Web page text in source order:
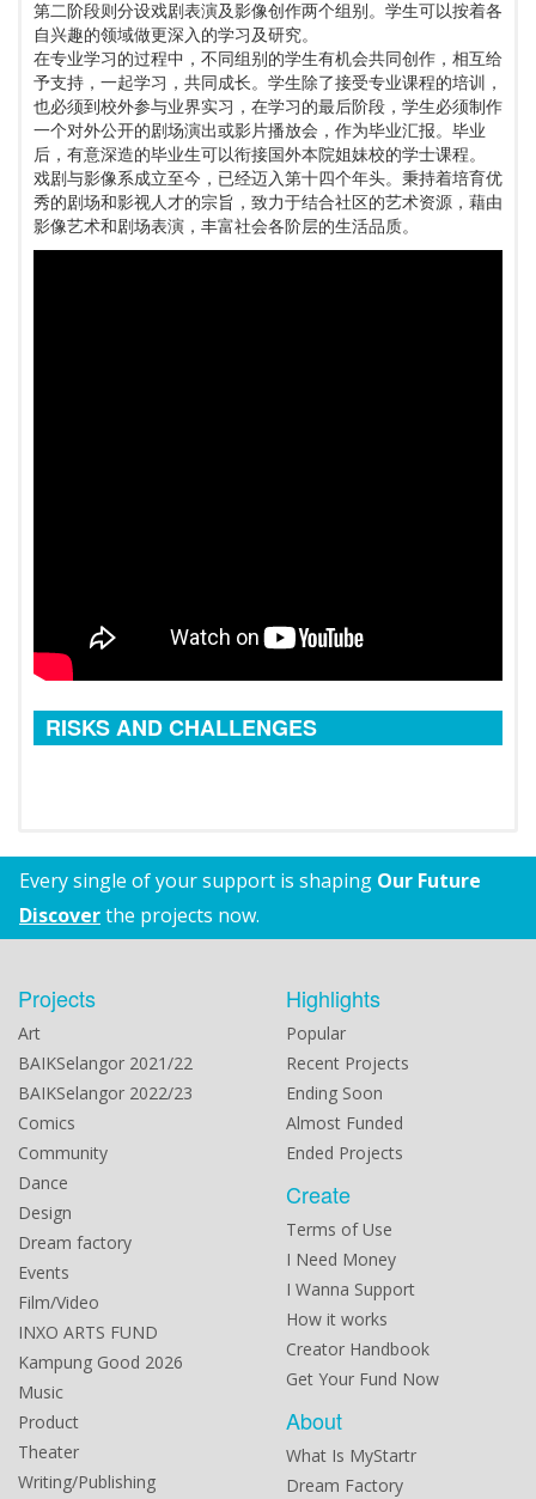
第二阶段则分设戏剧表演及影像创作两个组别。学生可以按着各
自兴趣的领域做更深入的学习及研究。
在专业学习的过程中，不同组别的学生有机会共同创作，相互给
予支持，一起学习，共同成长。学生除了接受专业课程的培训，
也必须到校外参与业界实习，在学习的最后阶段，学生必须制作
一个对外公开的剧场演出或影片播放会，作为毕业汇报。毕业
后，有意深造的毕业生可以衔接国外本院姐妹校的学士课程。
戏剧与影像系成立至今，已经迈入第十四个年头。秉持着培育优
秀的剧场和影视人才的宗旨，致力于结合社区的艺术资源，藉由
影像艺术和剧场表演，丰富社会各阶层的生活品质。
RISKS AND CHALLENGES
Every single of your support is shaping Our Future
Discoverthe projects now.
Projects
Art
BAIKSelangor 2021/22
BAIKSelangor 2022/23
Comics
Community
Dance
Design
Dream factory
Events
Film/Video
INXO ARTS FUND
Kampung Good 2026
Music
Product
Theater
Writing/Publishing
Highlights
Popular
Recent Projects
Ending Soon
Almost Funded
Ended Projects
Create
Terms of Use
I Need Money
I Wanna Support
How it works
Creator Handbook
Get Your Fund Now
About
What Is MyStartr
Dream Factory